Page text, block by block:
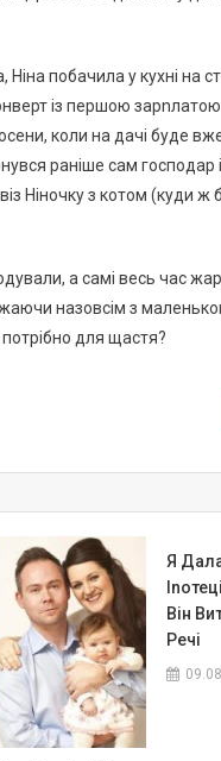
побачила у кухні на
із першою
коли на дачі буде
раніше сам господар
Ніночку з котом (куди ж
а самі весь час
назовсім з
для щастя?
Я
Він
Речі